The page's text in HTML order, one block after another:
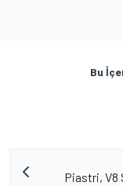
Bu
Piastri, V8